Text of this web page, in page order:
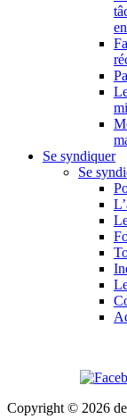
Se syndiquer
Se
Copyright © 2026